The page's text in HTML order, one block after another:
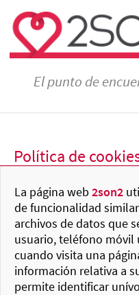
El punto de
Política de
La página web2son2
de funcionalidad
archivos de datos que
usuario, teléfono móvil
cuando visita una
información relativa a
permite identificar